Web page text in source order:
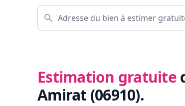
Estimation gratuite
Amirat (06910).